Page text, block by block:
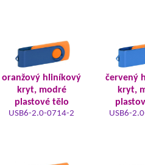
oranžový hliníkový
kryt, modré
plastové tělo
USB6-2.0-0714-2
červený
kryt,
USB6-